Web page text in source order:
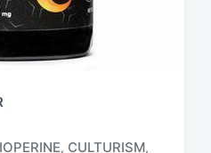
, CULTURISM,